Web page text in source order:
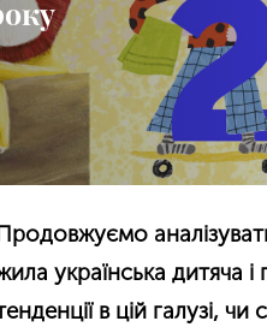
українська дитяча і
в цій галузі,